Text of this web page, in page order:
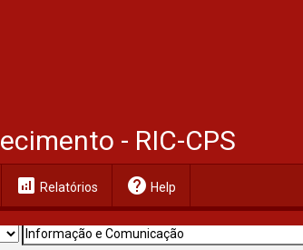
- RIC-CPS
analytics Relatórios help Help